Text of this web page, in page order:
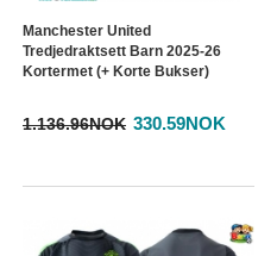
Manchester United
Tredjedraktsett Barn 2025-26
Kortermet (+ Korte Bukser)
1.136.96NOK 330.59NOK